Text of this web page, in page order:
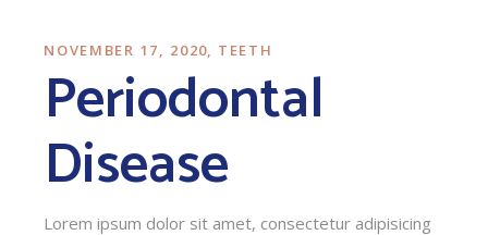
NOVEMBER 17, 2020 TEETH
Periodontal
Disease
Lorem ipsum dolor sit amet, consectetur adipisicing